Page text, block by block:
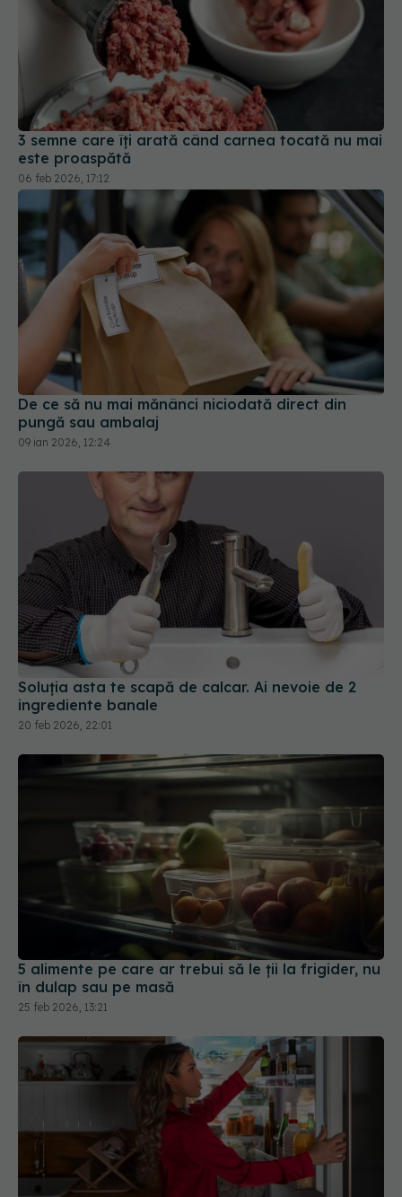
3 semne care îți arată când carnea tocată nu mai
este proaspătă
06 feb 2026, 17:12
De ce să nu mai mănânci niciodată direct din
pungă sau ambalaj
09 ian 2026, 12:24
Soluția asta te scapă de calcar. Ai nevoie de 2
ingrediente banale
20 feb 2026, 22:01
5 alimente pe care ar trebui să le ții la frigider, nu
în dulap sau pe masă
25 feb 2026, 13:21